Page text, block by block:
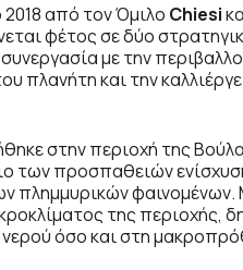
από τον Όμιλο Chiesi
φέτος σε δύο
με την
πλανήτη και την
στην περιοχή της
των προσπαθειών
πλημμυρικών
της
όσο και στη